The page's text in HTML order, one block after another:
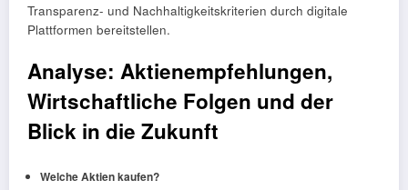
Transparenz- und Nachhaltigkeitskriterien durch digitale
Plattformen bereitstellen.
Analyse: Aktienempfehlungen,
Wirtschaftliche Folgen und der
Blick in die Zukunft
Welche Aktien kaufen?